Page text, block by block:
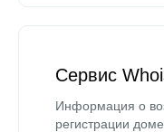
Сервис
Информация о
регистрации